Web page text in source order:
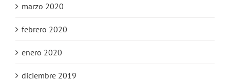
marzo 2020
febrero 2020
enero 2020
diciembre 2019